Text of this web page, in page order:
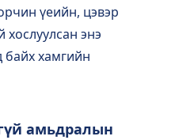
үеийн, цэвэр
хослуулсан энэ
байх хамгийн
амьдралын